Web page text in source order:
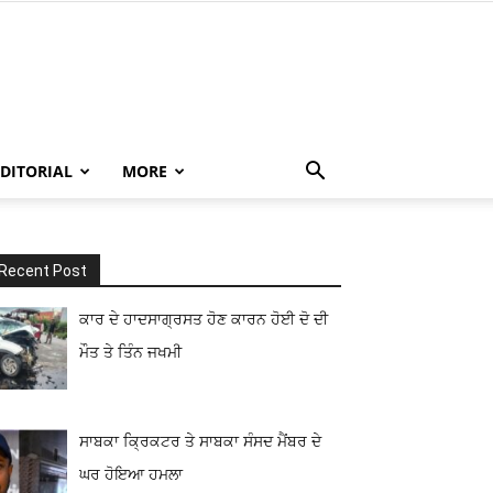
MORE
Recent Post
ਕਾਰ ਦੇ ਹਾਦਸਾਗ੍ਰਸਤ ਹੋਣ ਕਾਰਨ ਹੋਈ ਦੋ ਦੀ
ਮੌਤ ਤੇ ਤਿੰਨ ਜਖਮੀ
ਸਾਬਕਾ ਕ੍ਰਿਕਟਰ ਤੇ ਸਾਬਕਾ ਸੰਸਦ ਮੈਂਬਰ ਦੇ
ਘਰ ਹੋਇਆ ਹਮਲਾ